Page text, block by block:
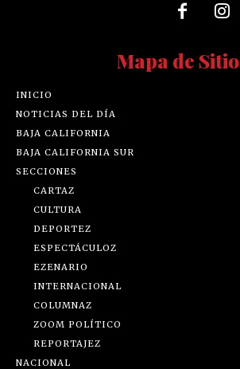
Mapa de Sitio
INICIO
NOTICIAS DEL DÍA
BAJA CALIFORNIA
BAJA CALIFORNIA SUR
SECCIONES
CARTAZ
CULTURA
DEPORTEZ
ESPECTÁCULOZ
EZENARIO
INTERNACIONAL
COLUMNAZ
ZOOM POLÍTICO
REPORTAJEZ
NACIONAL